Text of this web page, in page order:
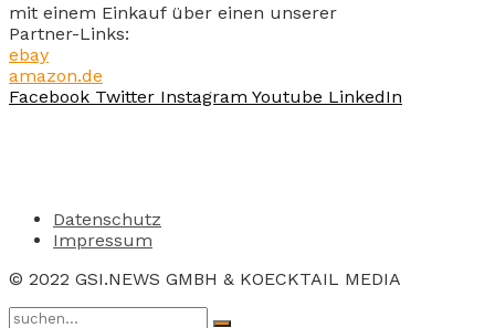
mit einem Einkauf über einen unserer
Partner-Links:
ebay
amazon.de
Facebook Twitter Instagram Youtube LinkedIn
Datenschutz
Impressum
© 2022 GSI.NEWS GMBH & KOECKTAIL MEDIA